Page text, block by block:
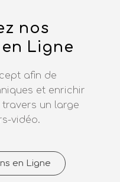
nos
Ligne
afin de
et enrichir
un large
vidéo.
en Ligne